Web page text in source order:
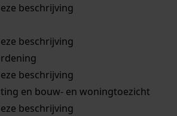
beschrijving
beschrijving
beschrijving
en bouw- en woningtoezicht
beschrijving